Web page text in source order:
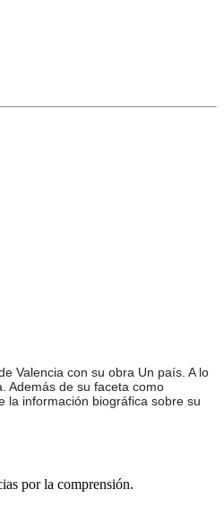
Valencia con su obra Un país. A lo
Además de su faceta como
la información biográfica sobre su
por la comprensión.